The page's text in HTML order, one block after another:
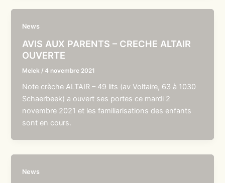
News
AVIS AUX PARENTS – CRECHE ALTAIR
OUVERTE
Melek /4 novembre 2021
Note crèche ALTAIR – 49 lits (av Voltaire, 63 à 1030
Schaerbeek) a ouvert ses portes ce mardi 2
novembre 2021 et les familiarisations des enfants
sont en cours.
News